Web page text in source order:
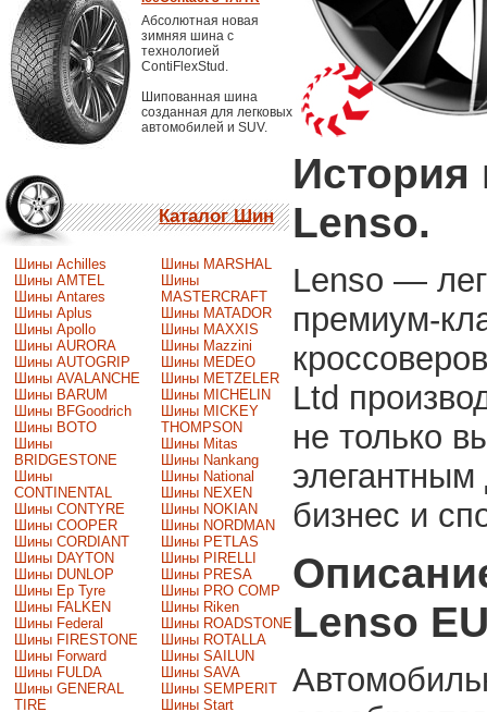
Абсолютная новая
зимняя шина с
технологией
ContiFlexStud.
Шипованная шина
созданная для легковых
автомобилей и SUV.
Каталог Шин
Шины Achilles
Шины AMTEL
Шины Antares
Шины Aplus
Шины Apollo
Шины AURORA
Шины AUTOGRIP
Шины AVALANCHE
Шины BARUM
Шины BFGoodrich
Шины BOTO
Шины
BRIDGESTONE
Шины
CONTINENTAL
Шины CONTYRE
Шины COOPER
Шины CORDIANT
Шины DAYTON
Шины DUNLOP
Шины Ep Tyre
Шины FALKEN
Шины Federal
Шины FIRESTONE
Шины Forward
Шины FULDA
Шины GENERAL
TIRE
Шины MARSHAL
Шины
MASTERCRAFT
Шины MATADOR
Шины MAXXIS
Шины Mazzini
Шины MEDEO
Шины METZELER
Шины MICHELIN
Шины MICKEY
THOMPSON
Шины Mitas
Шины Nankang
Шины National
Шины NEXEN
Шины NOKIAN
Шины NORDMAN
Шины PETLAS
Шины PIRELLI
Шины PRESA
Шины PRO COMP
Шины Riken
Шины ROADSTONE
Шины ROTALLA
Шины SAILUN
Шины SAVA
Шины SEMPERIT
Шины Start
История
Lenso.
Lenso —
премиум-
Ltd
не только
бизнес и
Lenso